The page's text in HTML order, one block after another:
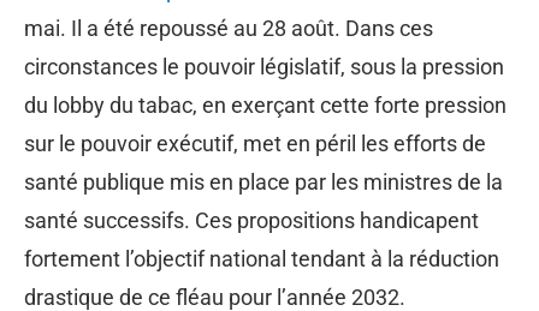
mai. Il a été repoussé au 28 août. Dans ces
circonstances le pouvoir législatif, sous la pression
du lobby du tabac, en exerçant cette forte pression
sur le pouvoir exécutif, met en péril les efforts de
santé publique mis en place par les ministres de la
santé successifs. Ces propositions handicapent
fortement l’objectif national tendant à la réduction
drastique de ce fléau pour l’année 2032.